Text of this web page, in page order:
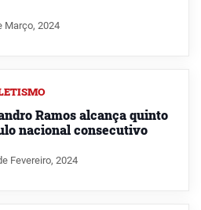
Março, 2024
Ramos alcança quinto
nacional consecutivo
Fevereiro, 2024